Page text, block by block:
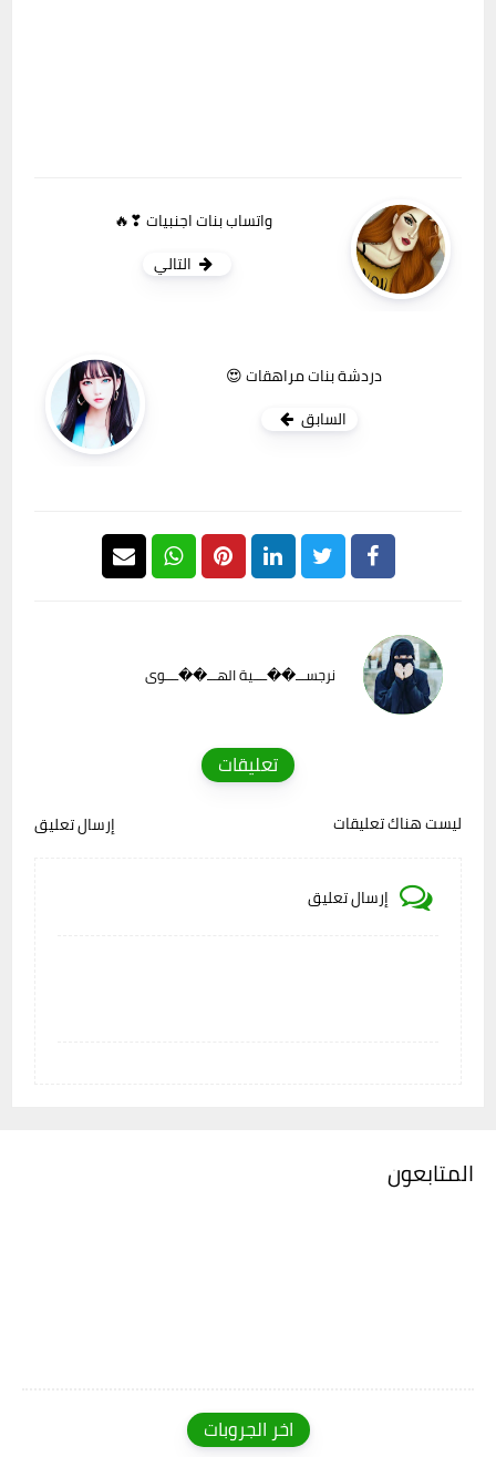
واتساب بنات اجنبيات ❣🔥
التالي
دردشة بنات مراهقات 😍
السابق
نرجســـ��ــــية الهـــ��ــــوى
تعليقات
ليست هناك تعليقات إرسال تعليق
إرسال تعليق
المتابعون
اخر الجروبات